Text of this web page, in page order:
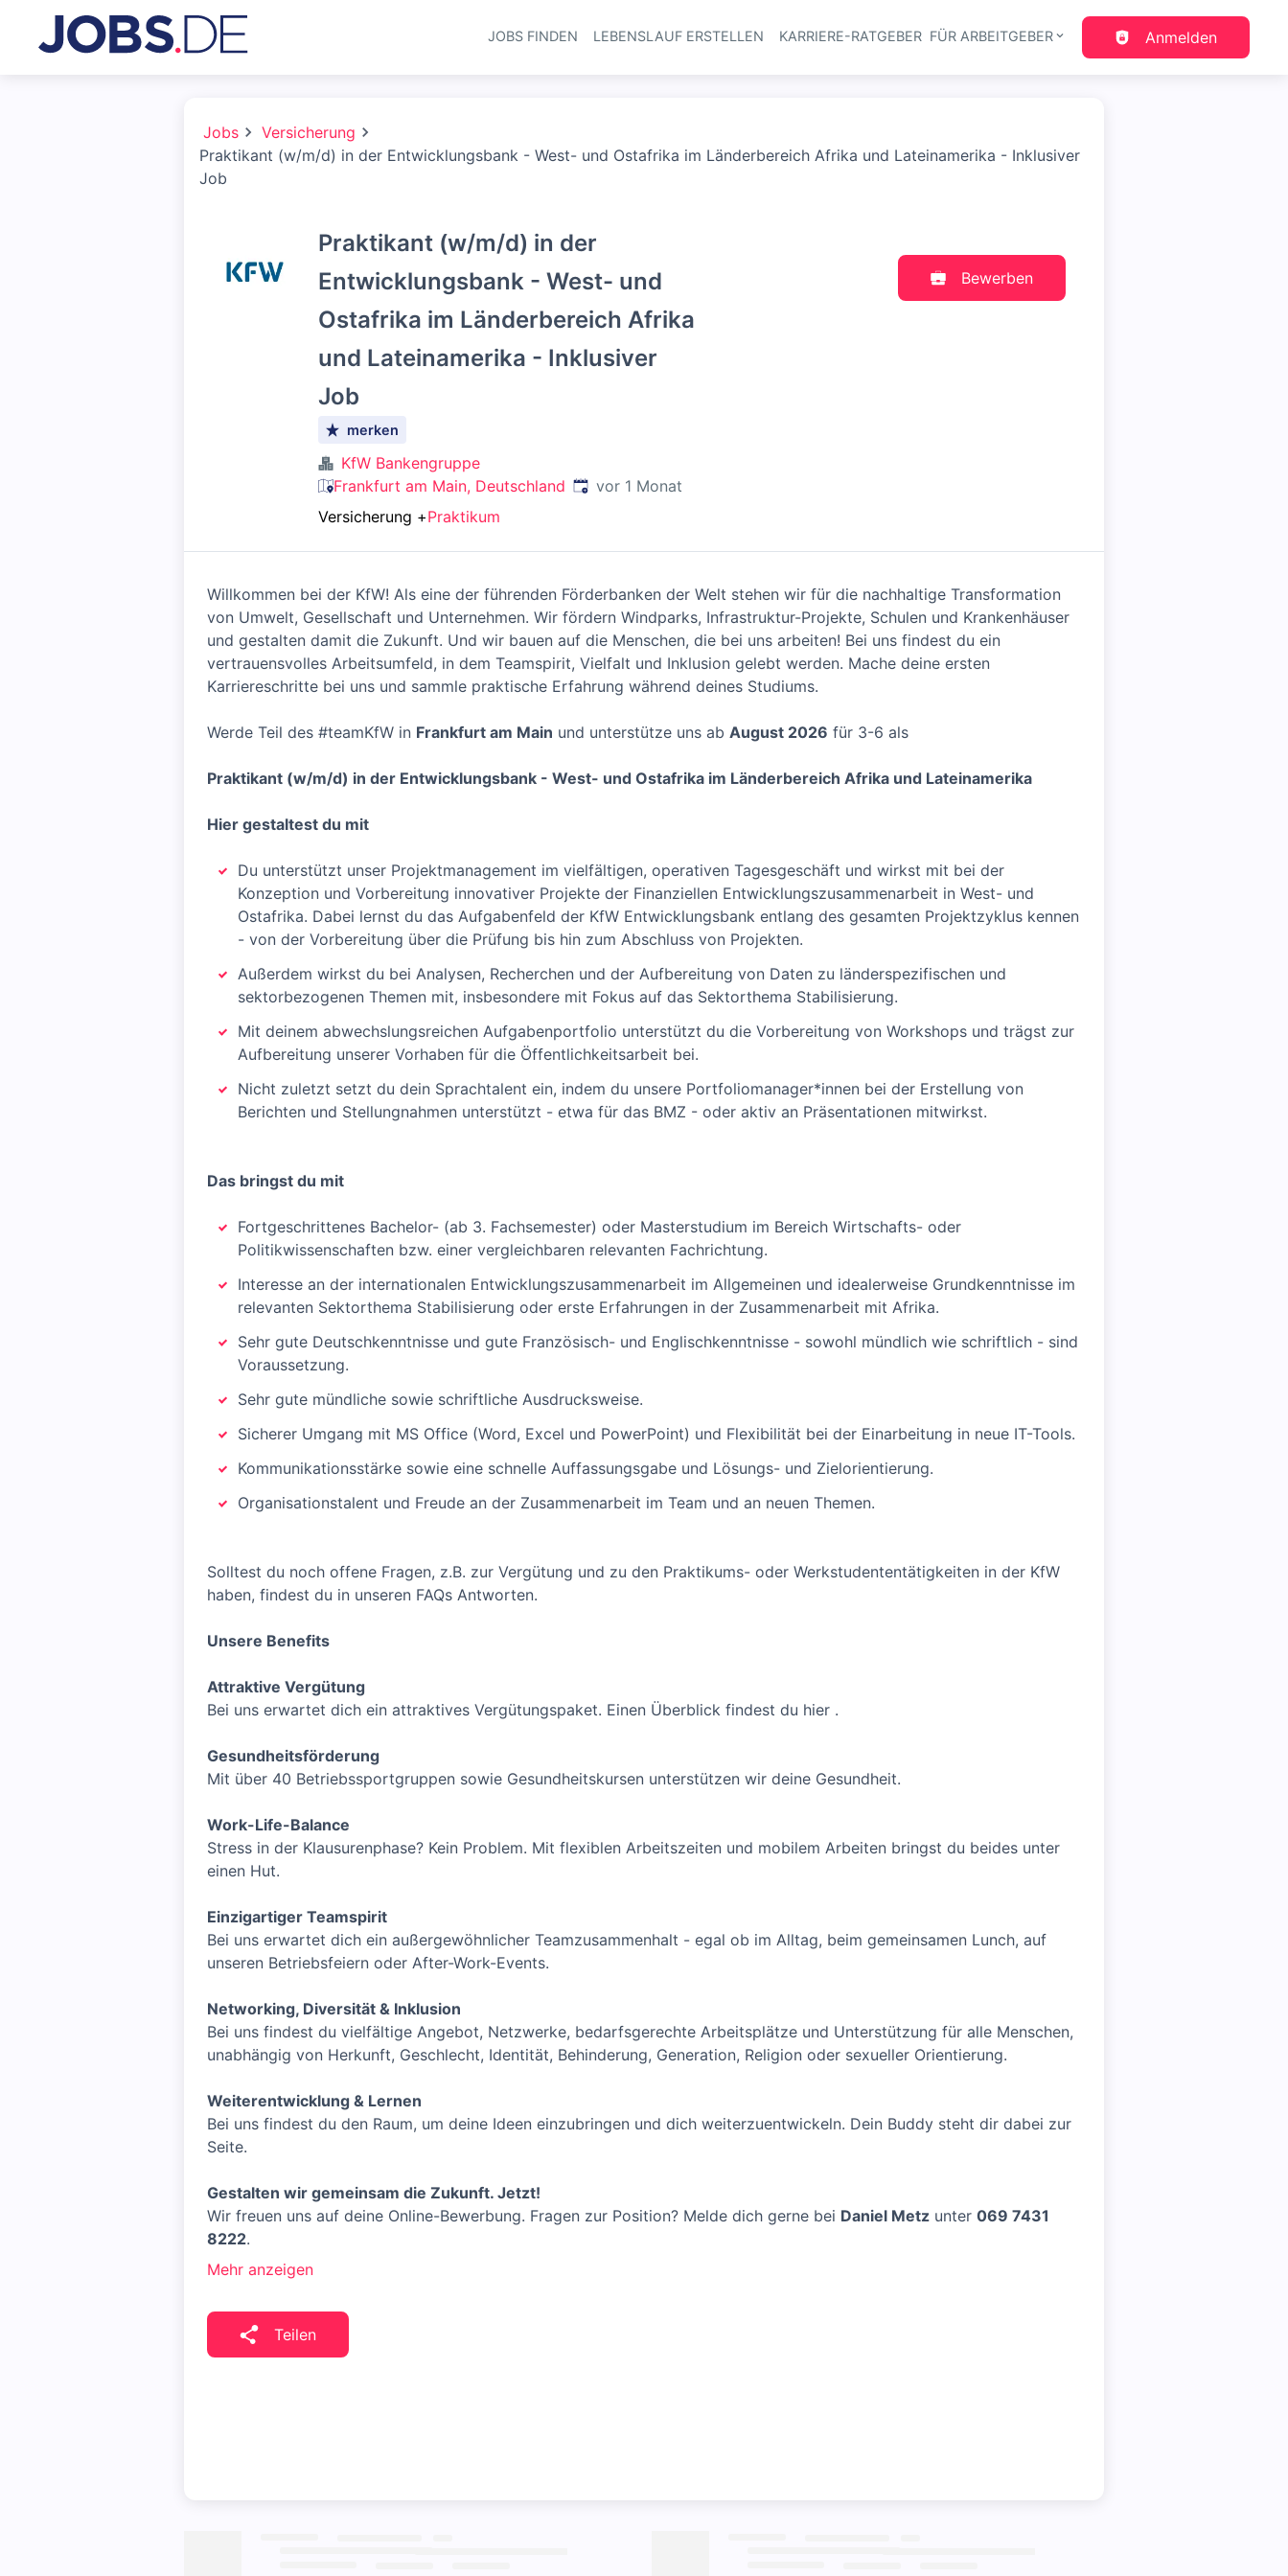
Haupt-Navigation
JOBS FINDEN LEBENSLAUF ERSTELLEN KARRIERE-RATGEBER FÜR ARBEITGEBER Anmelden
Jobs
Versicherung
Praktikant (w/m/d) in der Entwicklungsbank - West- und Ostafrika im Länderbereich Afrika und Lateinamerika - Inklusiver
Job
Praktikant (w/m/d) in der
Entwicklungsbank - West- und
Ostafrika im Länderbereich Afrika
und Lateinamerika - Inklusiver
Job
merken
KfW Bankengruppe
Frankfurt am Main, Deutschland Veröffentlicht:
vor 1 Monat
Versicherung +Praktikum
Bewerben
Willkommen bei der KfW! Als eine der führenden Förderbanken der Welt stehen wir für die nachhaltige Transformation
von Umwelt, Gesellschaft und Unternehmen. Wir fördern Windparks, Infrastruktur-Projekte, Schulen und Krankenhäuser
und gestalten damit die Zukunft. Und wir bauen auf die Menschen, die bei uns arbeiten! Bei uns findest du ein
vertrauensvolles Arbeitsumfeld, in dem Teamspirit, Vielfalt und Inklusion gelebt werden. Mache deine ersten
Karriereschritte bei uns und sammle praktische Erfahrung während deines Studiums.
Werde Teil des #teamKfW in Frankfurt am Main und unterstütze uns ab August 2026 für 3-6 als
Praktikant (w/m/d) in der Entwicklungsbank - West- und Ostafrika im Länderbereich Afrika und Lateinamerika
Hier gestaltest du mit
Du unterstützt unser Projektmanagement im vielfältigen, operativen Tagesgeschäft und wirkst mit bei der
Konzeption und Vorbereitung innovativer Projekte der Finanziellen Entwicklungszusammenarbeit in West- und
Ostafrika. Dabei lernst du das Aufgabenfeld der KfW Entwicklungsbank entlang des gesamten Projektzyklus kennen
- von der Vorbereitung über die Prüfung bis hin zum Abschluss von Projekten.
Außerdem wirkst du bei Analysen, Recherchen und der Aufbereitung von Daten zu länderspezifischen und
sektorbezogenen Themen mit, insbesondere mit Fokus auf das Sektorthema Stabilisierung.
Mit deinem abwechslungsreichen Aufgabenportfolio unterstützt du die Vorbereitung von Workshops und trägst zur
Aufbereitung unserer Vorhaben für die Öffentlichkeitsarbeit bei.
Nicht zuletzt setzt du dein Sprachtalent ein, indem du unsere Portfoliomanager*innen bei der Erstellung von
Berichten und Stellungnahmen unterstützt - etwa für das BMZ - oder aktiv an Präsentationen mitwirkst.
Das bringst du mit
Fortgeschrittenes Bachelor- (ab 3. Fachsemester) oder Masterstudium im Bereich Wirtschafts- oder
Politikwissenschaften bzw. einer vergleichbaren relevanten Fachrichtung.
Interesse an der internationalen Entwicklungszusammenarbeit im Allgemeinen und idealerweise Grundkenntnisse im
relevanten Sektorthema Stabilisierung oder erste Erfahrungen in der Zusammenarbeit mit Afrika.
Sehr gute Deutschkenntnisse und gute Französisch- und Englischkenntnisse - sowohl mündlich wie schriftlich - sind
Voraussetzung.
Sehr gute mündliche sowie schriftliche Ausdrucksweise.
Sicherer Umgang mit MS Office (Word, Excel und PowerPoint) und Flexibilität bei der Einarbeitung in neue IT-Tools.
Kommunikationsstärke sowie eine schnelle Auffassungsgabe und Lösungs- und Zielorientierung.
Organisationstalent und Freude an der Zusammenarbeit im Team und an neuen Themen.
Solltest du noch offene Fragen, z.B. zur Vergütung und zu den Praktikums- oder Werkstudententätigkeiten in der KfW
haben, findest du in unseren FAQs Antworten.
Unsere Benefits
Attraktive Vergütung
Bei uns erwartet dich ein attraktives Vergütungspaket. Einen Überblick findest du hier .
Gesundheitsförderung
Mit über 40 Betriebssportgruppen sowie Gesundheitskursen unterstützen wir deine Gesundheit.
Work-Life-Balance
Stress in der Klausurenphase? Kein Problem. Mit flexiblen Arbeitszeiten und mobilem Arbeiten bringst du beides unter
einen Hut.
Einzigartiger Teamspirit
Bei uns erwartet dich ein außergewöhnlicher Teamzusammenhalt - egal ob im Alltag, beim gemeinsamen Lunch, auf
unseren Betriebsfeiern oder After-Work-Events.
Networking, Diversität & Inklusion
Bei uns findest du vielfältige Angebot, Netzwerke, bedarfsgerechte Arbeitsplätze und Unterstützung für alle Menschen,
unabhängig von Herkunft, Geschlecht, Identität, Behinderung, Generation, Religion oder sexueller Orientierung.
Weiterentwicklung & Lernen
Bei uns findest du den Raum, um deine Ideen einzubringen und dich weiterzuentwickeln. Dein Buddy steht dir dabei zur
Seite.
Gestalten wir gemeinsam die Zukunft. Jetzt!
Wir freuen uns auf deine Online-Bewerbung. Fragen zur Position? Melde dich gerne bei Daniel Metz unter 069 7431
8222.
Mehr anzeigen
Teilen